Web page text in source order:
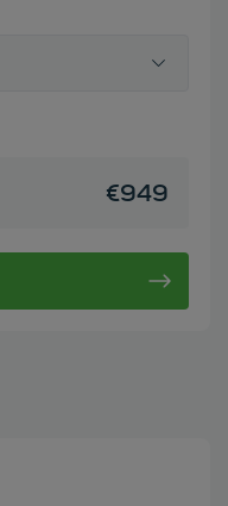
€949